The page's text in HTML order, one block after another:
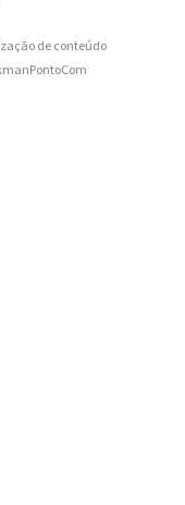
de conteúdo